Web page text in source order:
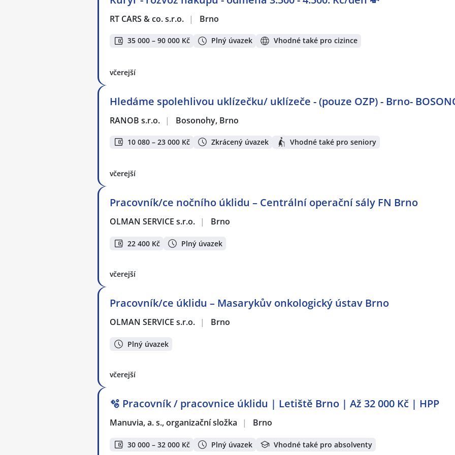
RT CARS & co. s.r.o. | Brno
35 000 – 90 000 Kč Plný úvazek Vhodné také pro cizince
včerejší
Hledáme spolehlivou uklízečku/ uklízeče - (pouze OZP) - Brno-
RANOB s.r.o. | Bosonohy, Brno
10 080 – 23 000 Kč Zkrácený úvazek Vhodné také pro seniory
včerejší
Pracovník/ce nočního úklidu – Centrální operační sály FN Brno
OLMAN SERVICE s.r.o. | Brno
22 400 Kč Plný úvazek
včerejší
Pracovník/ce úklidu – Masarykův onkologický ústav Brno
OLMAN SERVICE s.r.o. | Brno
Plný úvazek
včerejší
🫧 Pracovník / pracovnice úklidu | Letiště Brno | Až 32 000 Kč | HPP
Manuvia, a. s., organizační složka | Brno
30 000 – 32 000 Kč Plný úvazek Vhodné také pro absolventy